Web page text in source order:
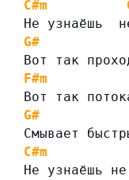
C#m
Не узнаёшь
G#
Вот так
F#m
Вот так
G#
Смывает
C#m
Не узнаёшь